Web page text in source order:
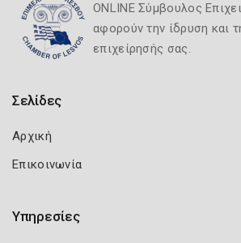
ONLINE Σύμβουλος
αφορούν την ίδρυση και
επιχείρησής σας.
Σελίδες
Αρχική
Επικοινωνία
Υπηρεσίες